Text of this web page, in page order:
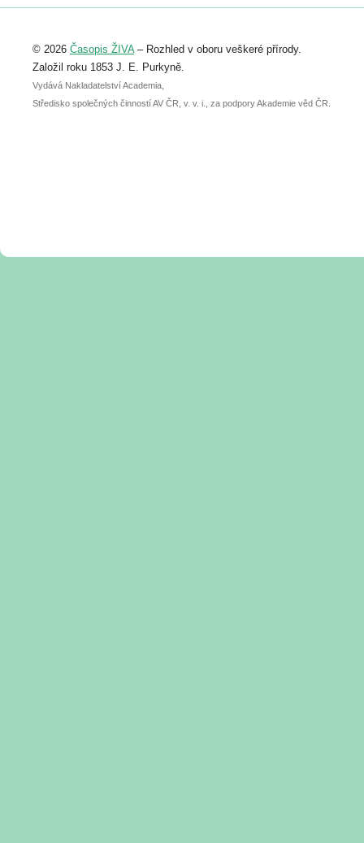
Registrovat se můžete do 6. září.
abstraktu přihlášené přednášky nebo
posteru je už 30. června.
© 2026 Časopis ŽIVA– Rozhled v oboru veškeré přírody.
Založil roku 1853 J. E. Purkyně.
Vydává Nakladatelství Academia,
Středisko společných činností AV ČR, v. v. i., za podpory Akademie věd ČR.